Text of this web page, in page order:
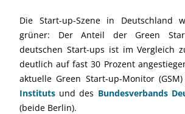
Die Start-up-Szene in Deutschland
grüner: Der Anteil der Green
deutschen Start-ups ist im Vergleich
deutlich auf fast 30 Prozent
aktuelle Green Start-up-Monitor
Instituts und des Bundesverbands
(beide Berlin).